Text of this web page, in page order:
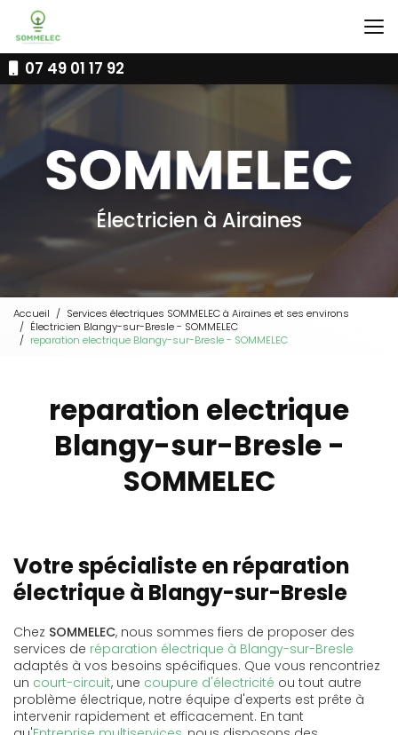
contenu
principal07 49 01 17 92
Électricien à Airaines
Accueil
Services électriques SOMMELEC à Airaines et ses environs
Électricien Blangy-sur-Bresle - SOMMELEC
reparation electrique Blangy-sur-Bresle - SOMMELEC
reparation electrique
Blangy-sur-Bresle -
SOMMELEC
Votre spécialiste en réparation
électrique à Blangy-sur-Bresle
Chez SOMMELEC, nous sommes fiers de proposer des
services de réparation électrique à Blangy-sur-Bresle
adaptés à vos besoins spécifiques. Que vous rencontriez
un court-circuit, une coupure d'électricité ou tout autre
problème électrique, notre équipe d'experts est prête à
intervenir rapidement et efficacement. En tant